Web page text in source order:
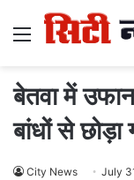
Menu
बेतवा में
बांधों से छोड़ा
City News July